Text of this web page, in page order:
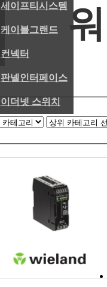
세이프티시스템
케이블그랜드
컨넥터
판넬인터페이스
이더넷 스위치